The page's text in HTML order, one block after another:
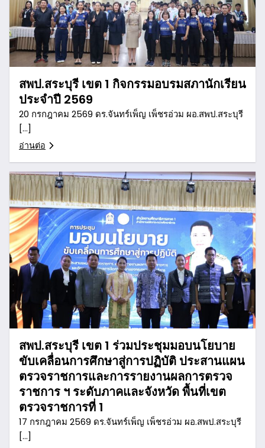
สพป.สระบุรี เขต 1 กิจกรรมอบรมสภานักเรียน
ประจำปี 2569
20 กรกฎาคม 2569 ดร.จันทร์เพ็ญ เพ็ชรอ่วม ผอ.สพป.สระบุรี
[…]
อ่านต่อ
สพป.สระบุรี เขต 1 ร่วมประชุมมอบนโยบาย
ขับเคลื่อนการศึกษาสู่การปฏิบัติ ประสานแผน
ตรวจราชการและการรายงานผลการตรวจ
ราชการ ฯ ระดับภาคและจังหวัด พื้นที่เขต
ตรวจราชการที่ 1
17 กรกฎาคม 2569 ดร.จันทร์เพ็ญ เพ็ชรอ่วม ผอ.สพป.สระบุรี
[…]